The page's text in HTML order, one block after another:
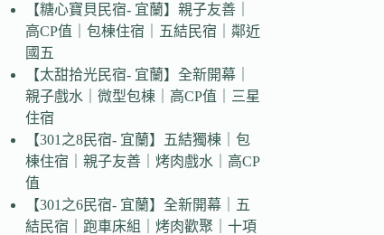
【糖心寶貝民宿- 宜蘭】親子友善｜
高CP值｜包棟住宿｜五結民宿｜鄰近
國五
【太甜拾光民宿- 宜蘭】全新開幕｜
親子戲水｜微型包棟｜高CP值｜三星
住宿
【301之8民宿- 宜蘭】五結獨棟｜包
棟住宿｜親子友善｜烤肉戲水｜高CP
值
【301之6民宿- 宜蘭】全新開幕｜五
結民宿｜跑車床組｜烤肉歡聚｜十項